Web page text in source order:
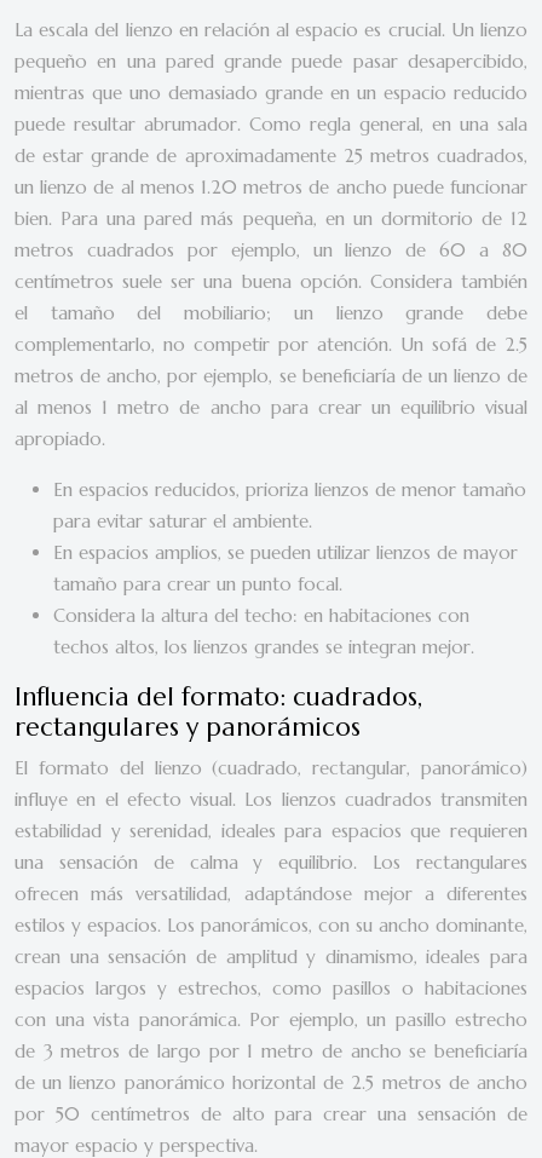
La escala del lienzo en relación al espacio es crucial. Un lienzo
pequeño en una pared grande puede pasar desapercibido,
mientras que uno demasiado grande en un espacio reducido
puede resultar abrumador. Como regla general, en una sala
de estar grande de aproximadamente 25 metros cuadrados,
un lienzo de al menos 1.20 metros de ancho puede funcionar
bien. Para una pared más pequeña, en un dormitorio de 12
metros cuadrados por ejemplo, un lienzo de 60 a 80
centímetros suele ser una buena opción. Considera también
el tamaño del mobiliario; un lienzo grande debe
complementarlo, no competir por atención. Un sofá de 2.5
metros de ancho, por ejemplo, se beneficiaría de un lienzo de
al menos 1 metro de ancho para crear un equilibrio visual
apropiado.
En espacios reducidos, prioriza lienzos de menor tamaño
para evitar saturar el ambiente.
En espacios amplios, se pueden utilizar lienzos de mayor
tamaño para crear un punto focal.
Considera la altura del techo: en habitaciones con
techos altos, los lienzos grandes se integran mejor.
Influencia del formato: cuadrados,
rectangulares y panorámicos
El formato del lienzo (cuadrado, rectangular, panorámico)
influye en el efecto visual. Los lienzos cuadrados transmiten
estabilidad y serenidad, ideales para espacios que requieren
una sensación de calma y equilibrio. Los rectangulares
ofrecen más versatilidad, adaptándose mejor a diferentes
estilos y espacios. Los panorámicos, con su ancho dominante,
crean una sensación de amplitud y dinamismo, ideales para
espacios largos y estrechos, como pasillos o habitaciones
con una vista panorámica. Por ejemplo, un pasillo estrecho
de 3 metros de largo por 1 metro de ancho se beneficiaría
de un lienzo panorámico horizontal de 2.5 metros de ancho
por 50 centímetros de alto para crear una sensación de
mayor espacio y perspectiva.